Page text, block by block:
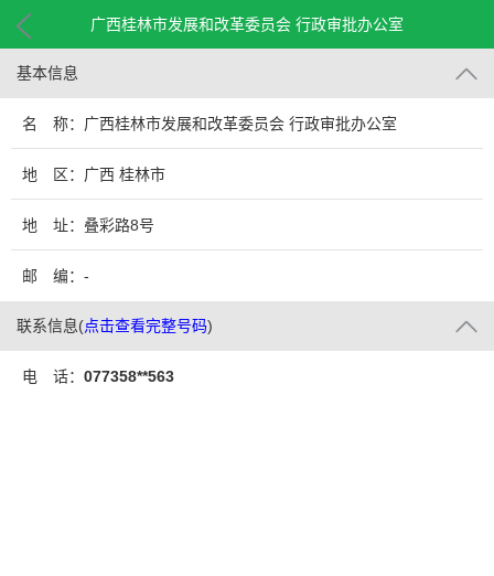
广西桂林市发展和改革委员会 行政审批办公室
基本信息
名 称：广西桂林市发展和改革委员会 行政审批办公室
地 区：广西 桂林市
地 址：叠彩路8号
邮 编：-
联系信息(点击查看完整号码)
电 话： 077358**563